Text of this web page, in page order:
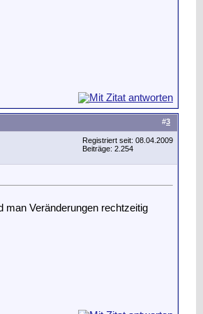
#3
Registriert seit: 08.04.2009
Beiträge: 2.254
man Veränderungen rechtzeitig